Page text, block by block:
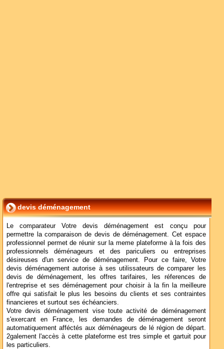
devis déménagement
Le comparateur Votre devis déménagement est conçu pour
permettre la comparaison de devis de déménagement. Cet espace
professionnel permet de réunir sur la meme plateforme à la fois des
professionnels déménageurs et des pariculiers ou entreprises
désireuses d'un service de déménagement. Pour ce faire, Votre
devis déménagement autorise à ses utilissateurs de comparer les
devis de déménagement, les offres tarifaires, les réferences de
l'entreprise et ses déménagement pour choisir à la fin la meilleure
offre qui satisfait le plus les besoins du clients et ses contraintes
financieres et surtout ses échéanciers.
Votre devis déménagement vise toute activité de déménagement
s'exercant en France, les demandes de déménagement seront
automatiquement afféctés aux déménageurs de lé région de départ.
2galement l'accès à cette plateforme est tres simple et gartuit pour
les particuliers.